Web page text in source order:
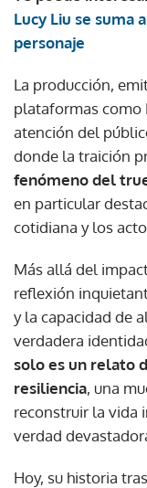
Lucy Liu se suma
personaje
La producción,
plataformas como
atención del
donde la traición
fenómeno del
en particular
cotidiana y los
Más allá del
reflexión
y la capacidad de
verdadera
solo es un relato
resiliencia, una
reconstruir la vida
verdad
Hoy, su historia